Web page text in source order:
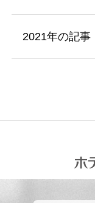
2021年の記事